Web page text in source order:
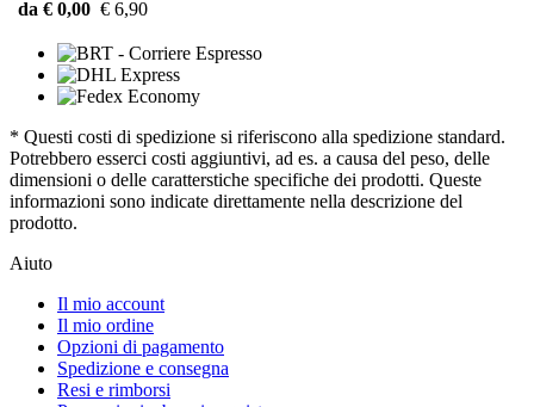
da € 0,00 € 6,90
* Questi costi di spedizione si riferiscono alla spedizione standard.
Potrebbero esserci costi aggiuntivi, ad es. a causa del peso, delle
dimensioni o delle caratterstiche specifiche dei prodotti. Queste
informazioni sono indicate direttamente nella descrizione del
prodotto.
Aiuto
Il mio account
Il mio ordine
Opzioni di pagamento
Spedizione e consegna
Resi e rimborsi